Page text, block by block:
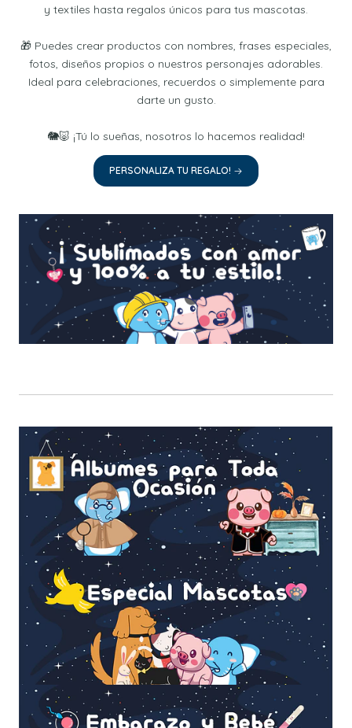
y textiles hasta regalos únicos para tus mascotas.
🎁 Puedes crear productos con nombres, frases especiales,
fotos, diseños propios o nuestros personajes adorables.
Ideal para celebraciones, recuerdos o simplemente para
darte un gusto.
🐘🐷 ¡Tú lo sueñas, nosotros lo hacemos realidad!
PERSONALIZA TU REGALO!